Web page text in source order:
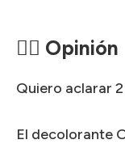
🙋‍♀️ Opinión
Quiero aclarar
El decolorante